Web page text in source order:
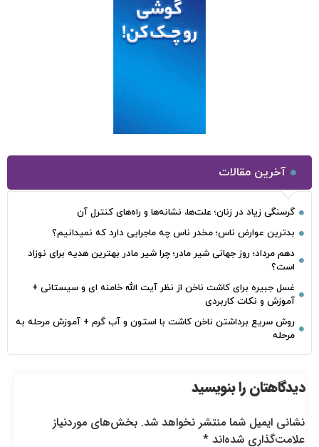
آخرین مقالات
گرسنگی زیاد در زنان؛ علت‌ها، نشانه‌ها و راه‌های کنترل آن
بدترین عوارض ناس؛ مخدر ناس چه ماجرایی دارد که نمیدانیم؟
دهم مرداد؛ روز جهانی شیر مادر؛ چرا شیر مادر بهترین هدیه برای نوزاد
است؟
غسل جبیره برای کاشت ناخن از نظر آیت الله خامنه ای و سیستانی +
آموزش و نکات کاربردی
روش سریع برداشتن ناخن کاشت با استون و آب گرم + آموزش مرحله به
مرحله
دیدگاهتان را بنویسید
نشانی ایمیل شما منتشر نخواهد شد. بخش‌های موردنیاز
علامت‌گذاری شده‌اند*